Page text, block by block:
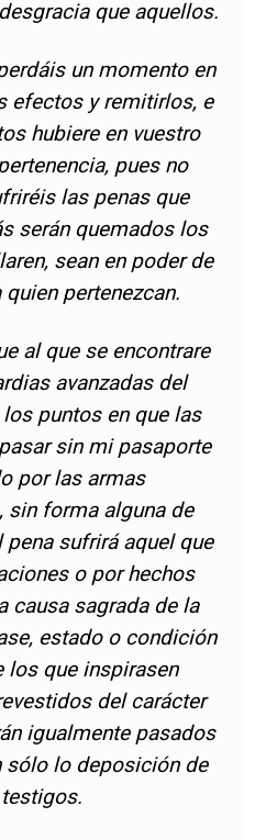
que aquellos.
un momento en
efectos y remitirlos, e
hubiere en vuestro
pues no
las penas que
serán quemados los
sean en poder de
pertenezcan.
al que se encontrare
avanzadas del
puntos en que las
sin mi pasaporte
por las armas
sin forma alguna de
sufrirá aquel que
o por hechos
causa sagrada de la
estado o condición
los que inspirasen
del carácter
igualmente pasados
sólo lo deposición de